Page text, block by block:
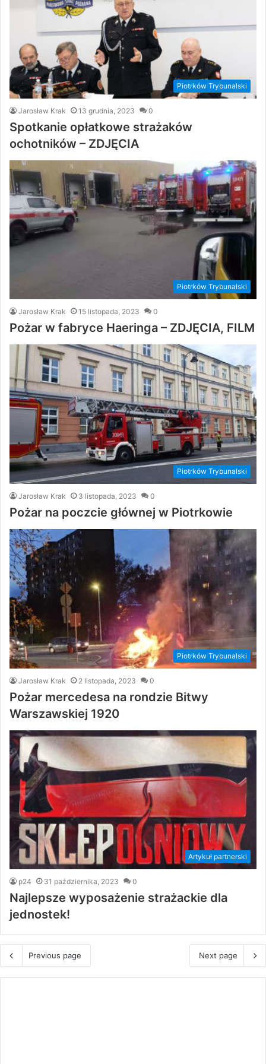
Piotrków Trybunalski
Jarosław Krak 13 grudnia, 2023 0
Spotkanie opłatkowe strażaków
ochotników – ZDJĘCIA
Piotrków Trybunalski
Jarosław Krak 15 listopada, 2023 0
Pożar w fabryce Haeringa – ZDJĘCIA, FILM
Piotrków Trybunalski
Jarosław Krak 3 listopada, 2023 0
Pożar na poczcie głównej w Piotrkowie
Piotrków Trybunalski
Jarosław Krak 2 listopada, 2023 0
Pożar mercedesa na rondzie Bitwy
Warszawskiej 1920
Artykuł partnerski
p24 31 października, 2023 0
Najlepsze wyposażenie strażackie dla
jednostek!
Previous page Next page